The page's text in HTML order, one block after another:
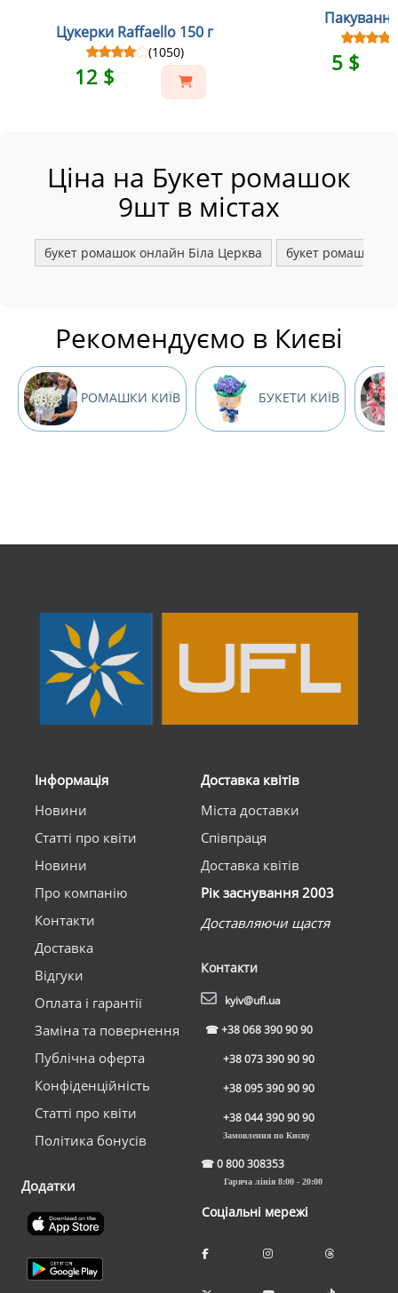
Цукерки Raffaello 150 г
(1050)
12 $
5 $
Ціна на Букет ромашок
9шт в містах
букет ромашок онлайн Біла Церква букет ромашок
Рекомендуємо в Києві
РОМАШКИ КИЇВ БУКЕТИ КИЇВ
Інформація
Новини
Статті про квіти
Новини
Про компанію
Контакти
Доставка
Відгуки
Оплата і гарантії
Заміна та повернення
Публічна оферта
Конфіденційність
Статті про квіти
Політика бонусів
Додатки
Доставка квітів
Міста доставки
Співпраця
Доставка квітів
Рік заснування 2003
Доставляючи щастя
Контакти
kyiv@ufl.ua
☎+38 068 390 90 90
+38 073 390 90 90
+38 095 390 90 90
+38 044 390 90 90
Замовлення по Києву
☎0 800 308353
Гаряча лінія 8:00 - 20:00
Соціальні мережі